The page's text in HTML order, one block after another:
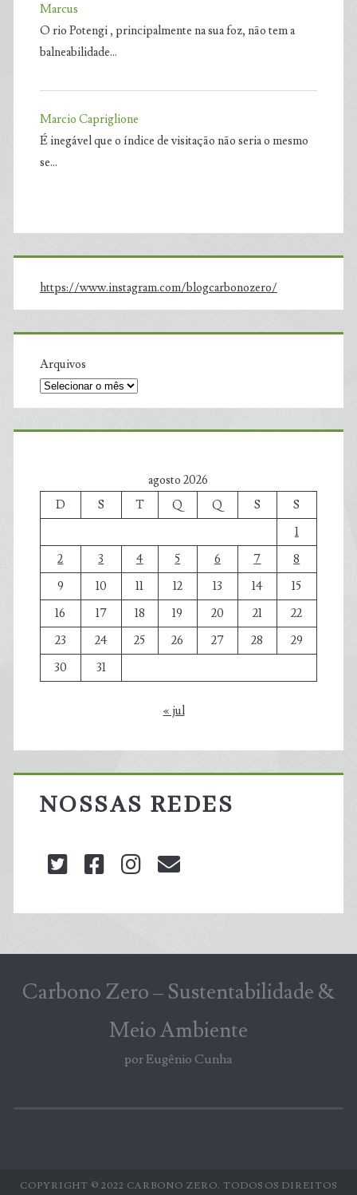
Marcus
O rio Potengi , principalmente na sua foz, não tem a
balneabilidade…
Marcio Capriglione
É inegável que o índice de visitação não seria o mesmo
se…
https://www.instagram.com/blogcarbonozero/
Arquivos
agosto 2026
D
S T Q Q S
S
1
2
3 4 5 6 7
8
9
10 11 12 13 14
15
16
17 18 19 20 21
22
23
24 25 26 27 28
29
30
31
« jul
NOSSAS REDES
twitterfacebookinstagram
Carbono Zero – Sustentabilidade &
Meio Ambiente
por Eugênio Cunha
COPYRIGHT © 2022 CARBONO ZERO. TODOS OS DIREITOS